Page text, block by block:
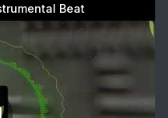
Beat